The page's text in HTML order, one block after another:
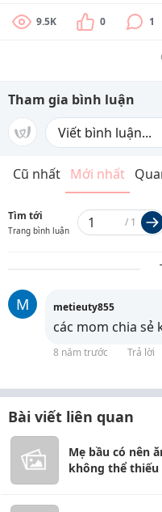
9.5K 0 1
Tham gia bình luận
Cũ nhất Mới nhất
Tìm tới
Trang bình luận
/ 1
M metieuty855
các mom chia sẻ
8 năm trước Trả lời
Bài viết liên quan
Mẹ bầu có nên
không thể